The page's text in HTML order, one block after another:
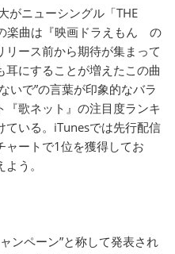
がニューシングル「THE
楽曲は『映画ドラえもん の
ース前から期待が集まって
にすることが増えたこの曲
いで”の言葉が印象的なバラ
『歌ネット』の注目度ランキ
ている。iTunesでは先行配信
ャートで1位を獲得してお
う。
ンペーン”と称して発表され